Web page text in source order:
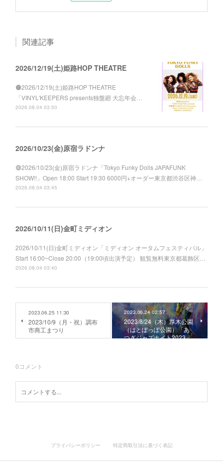
関連記事
2026/12/19(土)姫路HOP THEATRE
🟠2026/12/19(土)姫路HOP THEATRE
「VINYL'KEEPERS presents独盤廻 大忘年会…
2026.08.04 03:50
2026/10/23(金)原宿ラドンナ
🟣2026/10/23(金)原宿ラドンナ「Tokyo Funky Dolls JAPAFUNK
SHOW!!」Open 18:00 Start 19:30 6000円+オーダー東京都渋谷区神…
2026.08.04 03:45
2026/10/11(日)金町ミディオン
2026/10/11(日)金町ミディオン「ミディオン オータムフェスティバル」
Start 16:00~Close 20:00（19:00頃出演予定） 観覧無料東京都葛飾区…
2026.08.04 03:40
2023.06.25 11:30
2023/10/9（月・祝）調布
市商工まつり
2023.06.24 02:57
2023/8/24（木）厚木公園
（はとぽっぽ公園）「あ
つぎジャズナイト2023」
0コメント
プライバシーポリシー 特定商取引法に基づく表記